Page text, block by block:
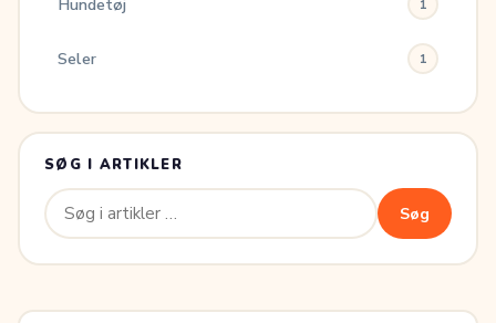
Hundetøj 1
Seler 1
SØG I ARTIKLER
Søg
efter:
Søg